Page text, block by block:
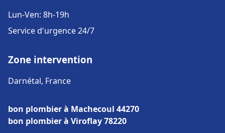
Lun-Ven: 8h-19h
Service d'urgence 24/7
Zone intervention
Darnétal, France
bon plombier à Machecoul 44270
bon plombier à Viroflay 78220